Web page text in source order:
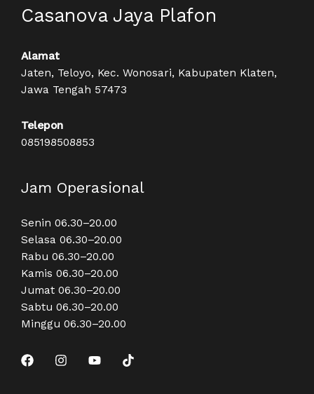
Casanova Jaya Plafon
Alamat
Jaten, Teloyo, Kec. Wonosari, Kabupaten Klaten,
Jawa Tengah 57473
Telepon
085198508853
Jam Operasional
Senin 06.30–20.00
Selasa 06.30–20.00
Rabu 06.30–20.00
Kamis 06.30–20.00
Jumat 06.30–20.00
Sabtu 06.30–20.00
Minggu 06.30–20.00